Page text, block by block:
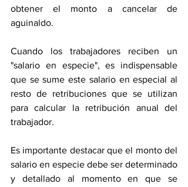
obtener el monto a cancelar de
aguinaldo.
Cuando los trabajadores reciben un
"salario en especie", es indispensable
que se sume este salario en especial al
resto de retribuciones que se utilizan
para calcular la retribución anual del
trabajador.
Es importante destacar que el monto del
salario en especie debe ser determinado
y detallado al momento en que se